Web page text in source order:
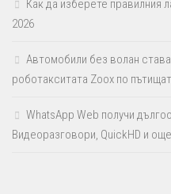
Как да изберете правилния
2026
Автомобили без волан
роботакситата Zoox по
WhatsApp Web получи
Видеоразговори, QuickHD и